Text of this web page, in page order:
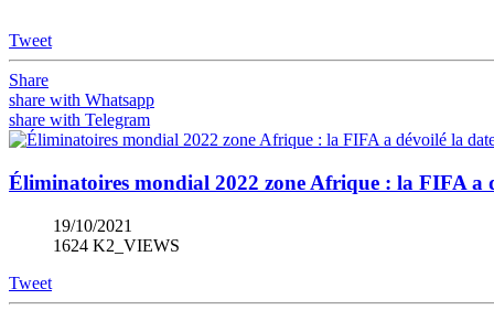
Tweet
Share
share with Whatsapp
share with Telegram
Éliminatoires mondial 2022 zone Afrique : la FIFA
19/10/2021
1624 K2_VIEWS
Tweet